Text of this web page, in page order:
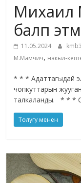
балп
11.05.2024 kmb3
М.Мамчич, накыл-
* * * Адаттагыдай
чопкуттарын
талкаланды. * * *
Толугу менен